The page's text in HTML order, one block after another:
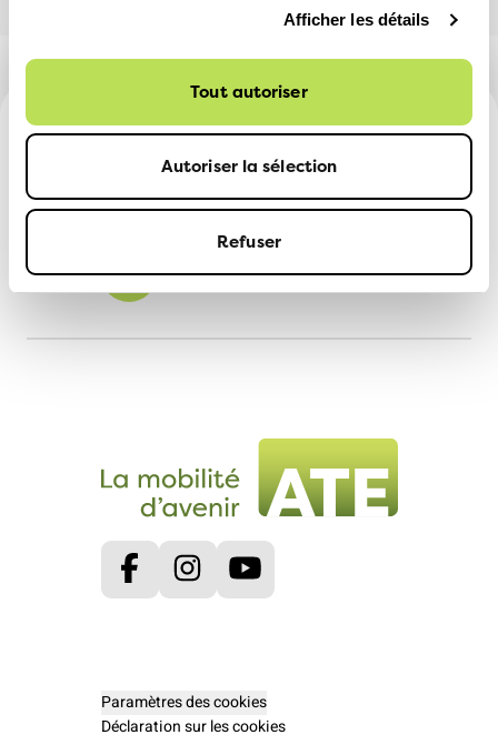
Afficher les détails
Tout autoriser
Autoriser la sélection
Refuser
Devenir membre
Faire un don
FacebookInstagram
Paramètres des cookies
Déclaration sur les cookies